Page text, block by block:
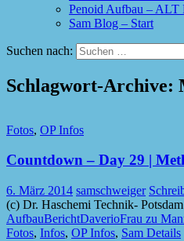
Penoid Aufbau – ALT
Sam Blog – Start
Suchen nach:
Schlagwort-Archive:
Fotos, OP Infos
Countdown – Day 29 |
6. März 2014 samschweiger
(c) Dr. Haschemi Technik-
AufbauBerichtDaverioFrau zu
Fotos, Infos, OP Infos, Sam Details